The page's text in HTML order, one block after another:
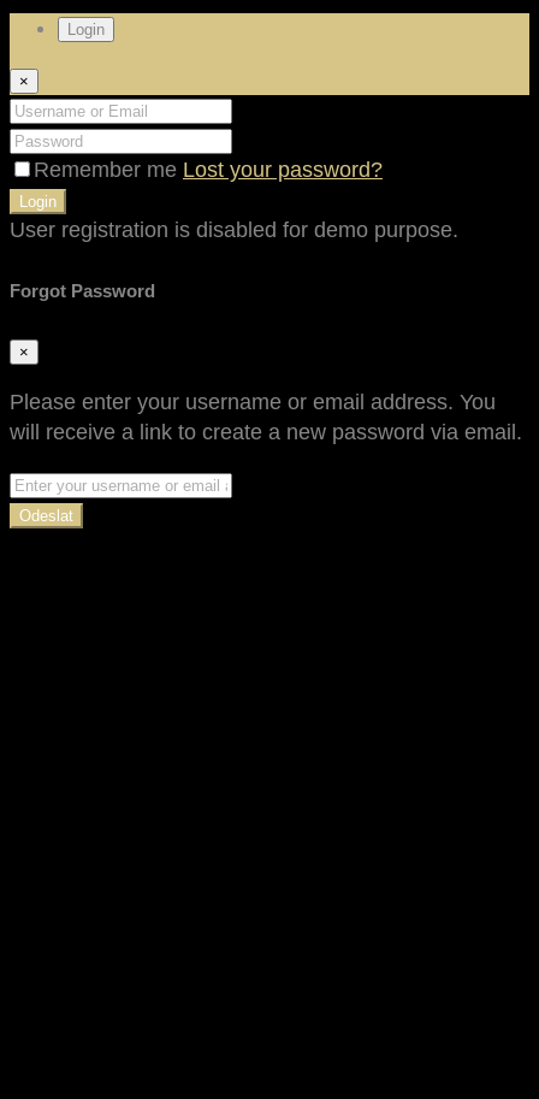
Login
×
Remember me Lost your password?
Login
User registration is disabled for demo purpose.
Forgot Password
×
Please enter your username or email address. You
will receive a link to create a new password via email.
Odeslat